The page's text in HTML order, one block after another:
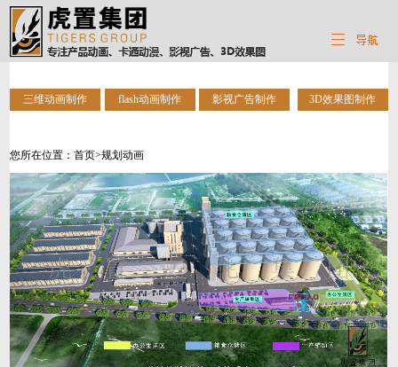
三维动画制作 flash动画制作 影视广告制作 3D效果图制作
您所在位置：首页>规划动画